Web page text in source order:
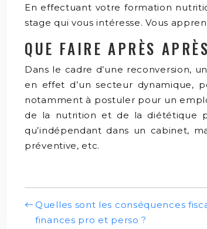
En effectuant votre formation
stage qui vous intéresse. Vous
QUE FAIRE APRÈS
Dans le cadre d’une reconversion,
en effet d’un secteur dynamique,
notamment à postuler pour un
de la nutrition et de la diététique
qu’indépendant dans un cabinet,
préventive, etc.
Quelles sont les conséquences
finances pro et perso ?